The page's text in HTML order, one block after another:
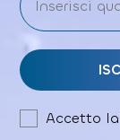
Accetto la